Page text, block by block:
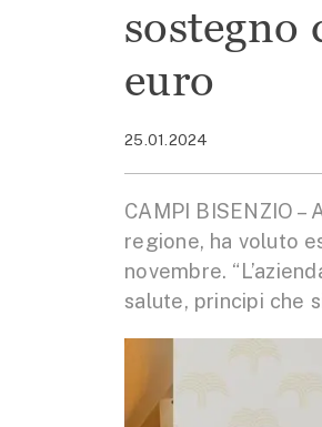
euro
25.01.2024
CAMPI BISENZIO
regione, ha voluto
novembre.
salute, principi che